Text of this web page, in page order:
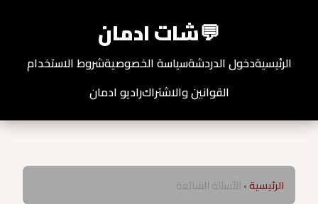
💬شات ادمان
الرئيسيةدخول الدردشةسياسة الخصوصيةشروط الاستخدام
القوانين والاشتراكراديو ادمان
الرئيسية›الأسئلة الشائعة